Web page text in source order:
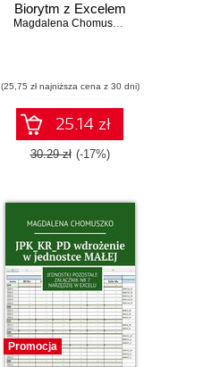
Biorytm z Excelem
Magdalena Chomuszko
(25,75 zł najniższa cena z 30 dni)
25.14 zł
30.29 zł (-17%)
Promocja